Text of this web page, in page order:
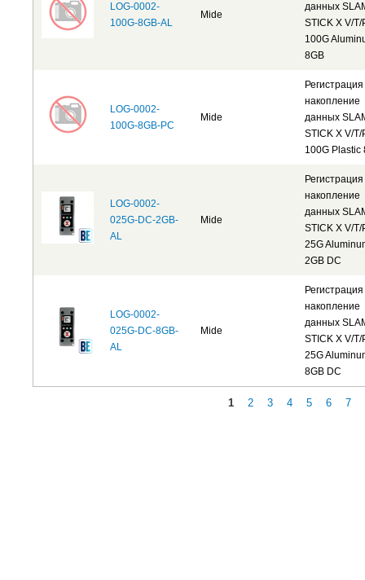
LOG-0002-
100G-8GB-AL
Mide
данных
STICK X V/T/
100G
8GB
LOG-0002-
100G-8GB-PC
Mide
накопление
данных
STICK X V/T/
100G Plastic
LOG-0002-
025G-DC-2GB-
AL
Mide
накопление
данных
STICK X V/T/
25G
2GB DC
LOG-0002-
025G-DC-8GB-
AL
Mide
накопление
данных
STICK X V/T/
25G
8GB DC
1 2 3 4 5 6 7